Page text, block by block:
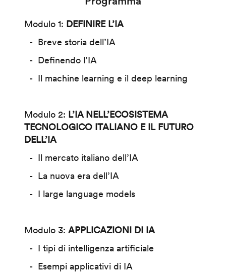
Modulo 1: DEFINIRE L’IA
Breve storia dell’IA
Definendo l’IA
Il machine learning e il deep learning
Modulo 2: L’IA NELL’ECOSISTEMA
TECNOLOGICO ITALIANO E IL FUTURO
DELL’IA
Il mercato italiano dell’IA
La nuova era dell’IA
I large language models
Modulo 3: APPLICAZIONI DI IA
I tipi di intelligenza artificiale
Esempi applicativi di IA